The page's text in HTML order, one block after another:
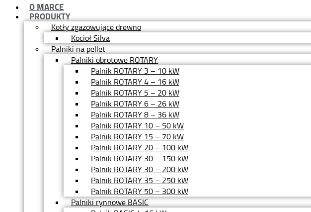
O MARCE
PRODUKTY
Kotły zgazowujące drewno
Kocioł Silva
Palniki na pellet
Palniki obrotowe ROTARY
Palnik ROTARY 3 – 10 kW
Palnik ROTARY 4 – 16 kW
Palnik ROTARY 5 – 20 kW
Palnik ROTARY 6 – 26 kW
Palnik ROTARY 8 – 36 kW
Palnik ROTARY 10 – 50 kW
Palnik ROTARY 15 – 70 kW
Palnik ROTARY 20 – 100 kW
Palnik ROTARY 30 – 150 kW
Palnik ROTARY 30 – 200 kW
Palnik ROTARY 35 – 250 kW
Palnik ROTARY 50 – 300 kW
Palniki rynnowe BASIC